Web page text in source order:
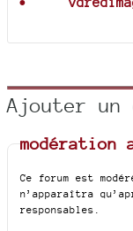
Ajouter un
Ce forum est
n’apparaîtra
responsables.